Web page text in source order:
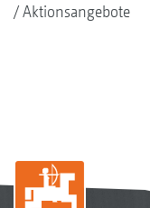
Aktionsangebote